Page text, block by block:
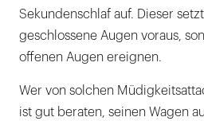
Sekundenschlaf auf. Dieser
geschlossene Augen voraus,
offenen Augen ereignen.
Wer von solchen
ist gut beraten, seinen Wagen